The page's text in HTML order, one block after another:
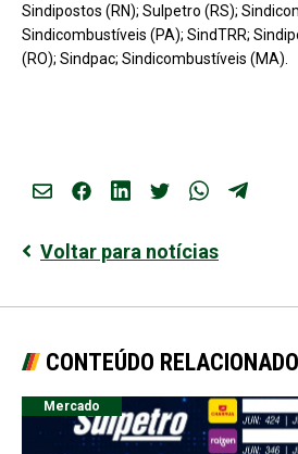
Sindipostos (RN); Sulpetro (RS);
Sindicombustíveis (PA); SindTRR;
(RO); Sindpac; Sindicombustíveis (MA).
Voltar para notícias
CONTEÚDO RELACIONADO
Mercado